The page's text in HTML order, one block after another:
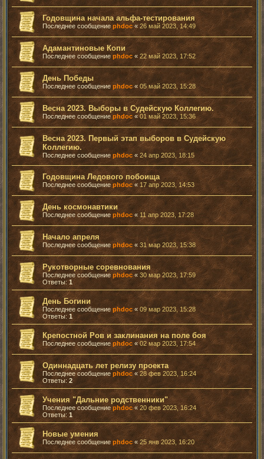
Годовщина начала альфа-тестирования
Последнее сообщение phdoc«26 май 2023, 14:49
Адамантиновые Копи
Последнее сообщение phdoc « 22 май 2023, 17:52
День Победы
Последнее сообщение phdoc « 05 май 2023, 15:28
Весна 2023. Выборы в Судейскую Коллегию.
Последнее сообщениеphdoc «01 май 2023, 15:36
Весна 2023. Первый этап выборов в Судейскую
Коллегию.
Последнее сообщение phdoc« 24 апр 2023, 18:15
Годовщина Ледового побоища
Последнее сообщениеphdoc« 17 апр 2023, 14:53
День космонавтики
Последнее сообщение phdoc « 11 апр 2023, 17:28
Начало апреля
Последнее сообщениеphdoc « 31 мар 2023, 15:38
Рукотворные соревнования
Последнее сообщениеphdoc « 30 мар 2023, 17:59
Ответы:1
День Богини
Последнее сообщениеphdoc« 09 мар 2023, 15:28
Ответы: 1
Крепостной Ров и заклинания на поле боя
Последнее сообщениеphdoc «02 мар 2023, 17:54
Одиннадцать лет релизу проекта
Последнее сообщение phdoc«28 фев 2023, 16:24
Ответы: 2
Учения "Дальние родственники"
Последнее сообщение phdoc« 20 фев 2023, 16:24
Ответы: 1
Новые умения
Последнее сообщение phdoc « 25 янв 2023, 16:20